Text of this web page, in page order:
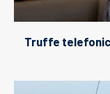
Truffe